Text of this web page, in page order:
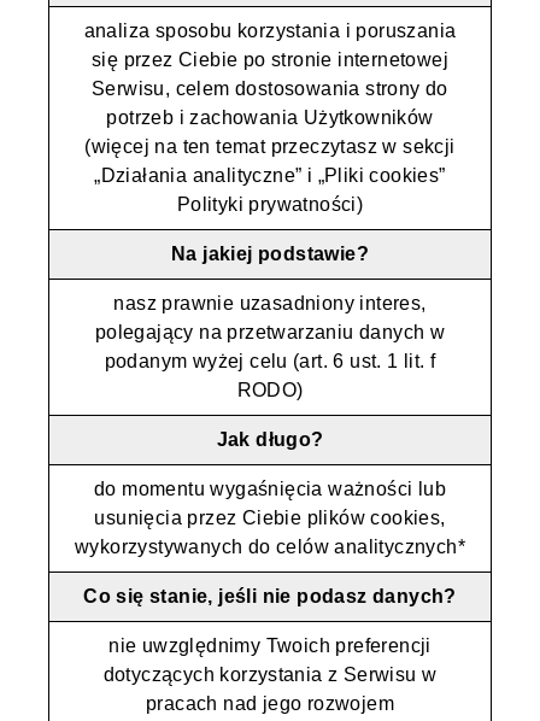
analiza sposobu korzystania i poruszania
się przez Ciebie po stronie internetowej
Serwisu, celem dostosowania strony do
potrzeb i zachowania Użytkowników
(więcej na ten temat przeczytasz w sekcji
„Działania analityczne” i „Pliki cookies”
Polityki prywatności)
Na jakiej podstawie?
nasz prawnie uzasadniony interes,
polegający na przetwarzaniu danych w
podanym wyżej celu (art. 6 ust. 1 lit. f
RODO)
Jak długo?
do momentu wygaśnięcia ważności lub
usunięcia przez Ciebie plików cookies,
wykorzystywanych do celów analitycznych*
Co się stanie, jeśli nie podasz danych?
nie uwzględnimy Twoich preferencji
dotyczących korzystania z Serwisu w
pracach nad jego rozwojem